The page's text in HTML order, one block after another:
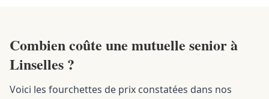
Combien coûte une mutuelle senior à
Linselles ?
Voici les fourchettes de prix constatées dans nos